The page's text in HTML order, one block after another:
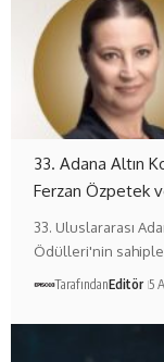
33. Adana Altın
Ferzan Özpetek
33. Uluslararası
Ödülleri'nin
TarafındanEditör 5